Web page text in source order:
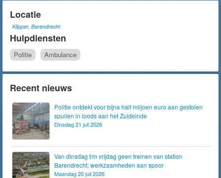
Locatie
Klipper, Barendrecht
Hulpdiensten
Politie Ambulance
Recent nieuws
Politie ontdekt voor bijna half miljoen euro aan gestolen
spullen in loods aan het Zuideinde
Dinsdag 21 juli 2026
Van dinsdag t/m vrijdag geen treinen van station
Barendrecht; werkzaamheden aan spoor
Maandag 20 juli 2026